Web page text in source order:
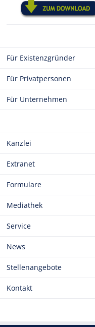
Für Existenzgründer
Für Privatpersonen
Für Unternehmen
Kanzlei
Extranet
Formulare
Mediathek
Service
News
Stellenangebote
Kontakt